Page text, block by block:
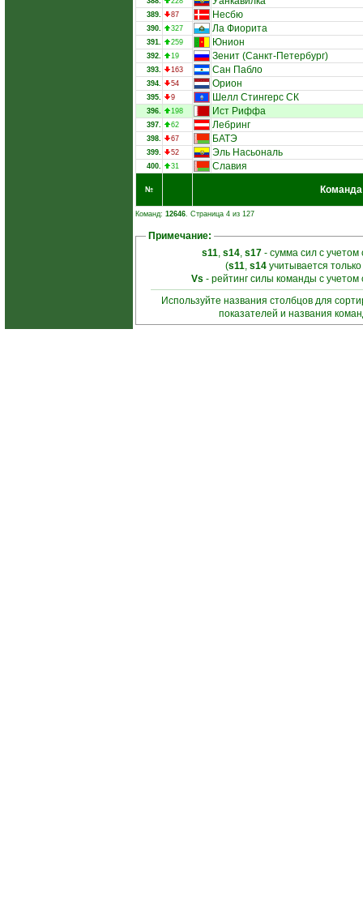
389. 87 Несбю
390. 327 Ла Фиорита
391. 259 Юнион
392. 19 Зенит (Санкт-Петербург)
393. 163 Сан Пабло
394. 54 Орион
395. 9 Шелл Стингерс СК
396. 198 Ист Риффа
397. 62 Лебринг
398. 67 БАТЭ
399. 52 Эль Насьональ
400. 31 Славия
№ Команда
Команд: 12646. Страница 4 из 127
Примечание:
s11, s14, s17- сумма сил с учетом
(s11, s14 учитывается
Vs - рейтинг силы команды с
Используйте названия столбцов для
показателей и названия